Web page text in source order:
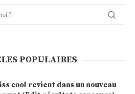
POPULAIRES
cool revient dans un nouveau